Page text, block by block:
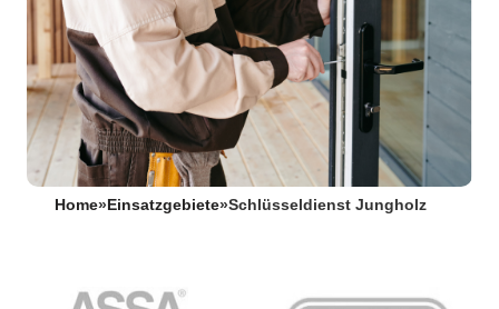
Home» Einsatzgebiete»Schlüsseldienst Jungholz